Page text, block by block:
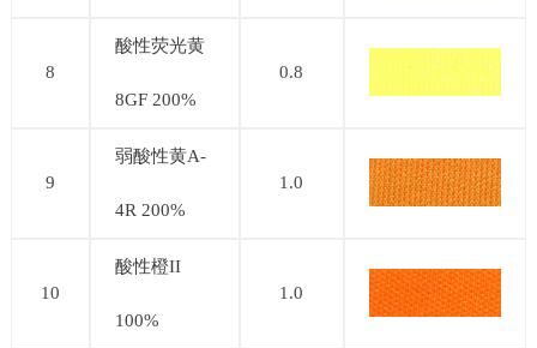
8
酸性荧光黄
8GF 200%
0.8
9
弱酸性黄A-
4R 200%
1.0
10
酸性橙II
100%
1.0